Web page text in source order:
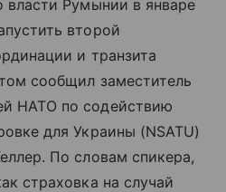
власти Румынии в январе
второй
и транзита
сообщил заместитель
НАТО по содействию
для Украины (NSATU)
По словам спикера,
страховка на случай